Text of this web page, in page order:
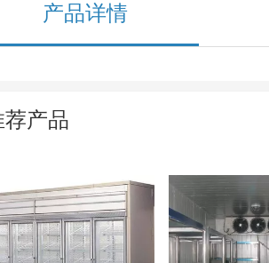
产品详情
荐产品